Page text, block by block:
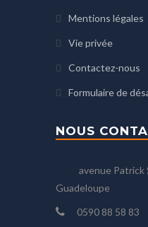
Mentions légales
Vie privée
Contactez-nous
Formulaire de
NOUS
avenue Patrick
Guadeloupe
0590 88 58 83